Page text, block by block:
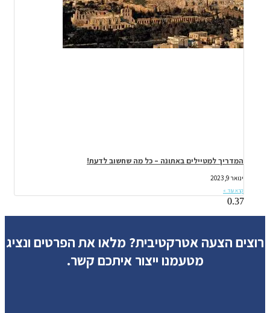
המדריך למטיילים באתונה – כל מה שחשוב לדעת!
ינואר 9, 2023
קרא עוד »
רוצים הצעה אטרקטיבית? מלאו את הפרטים ונציג
מטעמנו ייצור איתכם קשר.